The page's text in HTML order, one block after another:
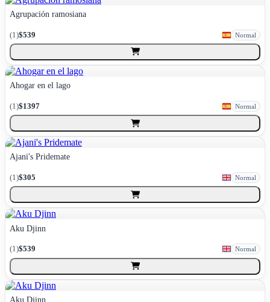
Agrupación ramosiana
(1)$539 Normal
Ahogar en el lago
(1)$1397 Normal
Ajani's Pridemate
(1)$305 Normal
Aku Djinn
(1)$539 Normal
Aku Djinn